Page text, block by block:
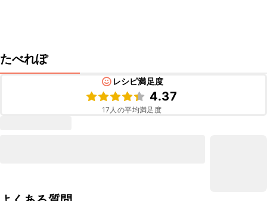
たべれぽ
レシピ満足度
4.37
17 人の平均満足度